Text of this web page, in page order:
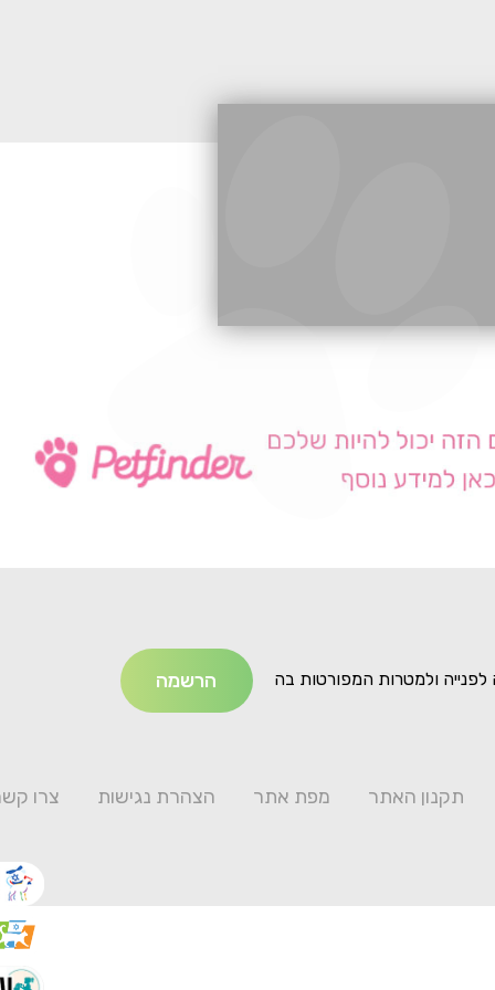
ולמטרות המפורטות בה
תקנון האתר מפת אתר הצהרת נגישות צרו